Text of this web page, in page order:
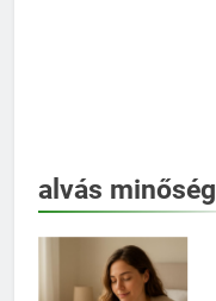
alvás minőség